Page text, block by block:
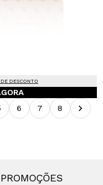
DESCONTO
6 7 8